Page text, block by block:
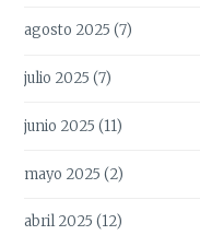
agosto 2025 (7)
julio 2025 (7)
junio 2025 (11)
mayo 2025 (2)
abril 2025 (12)